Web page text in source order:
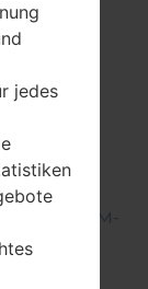
-
20
SamsungSM-
jedes